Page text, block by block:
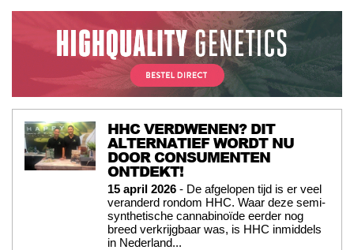
HHC VERDWENEN? DIT
ALTERNATIEF WORDT NU
DOOR CONSUMENTEN
ONTDEKT!
15 april 2026 - De afgelopen tijd is er veel
veranderd rondom HHC. Waar deze semi-
synthetische cannabinoïde eerder nog
breed verkrijgbaar was, is HHC inmiddels
in Nederland...